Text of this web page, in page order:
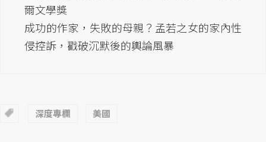
爾文學獎
成功的作家，失敗的母親？孟若之女的家內性
侵控訴，戳破沉默後的輿論風暴
深度專欄 美國